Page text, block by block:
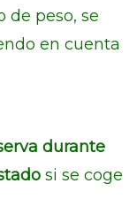
de peso, se
en cuenta
durante
si se coge